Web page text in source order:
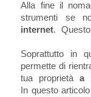
indispensabile. I
maggiore
soprattutto
livello
Alla fine il
strumenti se
internet.
Soprattutto in
permette di
tua proprietà a
incentivo
In questo